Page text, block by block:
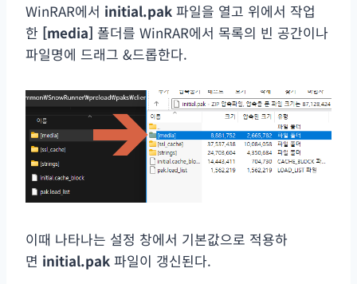
WinRAR에서 initial.pak 파일을 열고 위에서 작업
한 [media] 폴더를 WinRAR에서 목록의 빈 공간이나
파일명에 드래그 &드롭한다.
이때 나타나는 설정 창에서 기본값으로 적용하
면 initial.pak 파일이 갱신된다.